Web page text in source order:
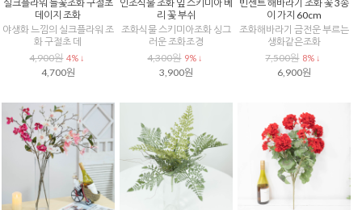
실크플라워 들꽃조화 구절초
데이지 조화
야생화 느낌의 실크플라워 조
화 구절초 데
4,900원 4% ↓
4,700원
인조식물 조화 잎 스키미아 베
리 꽃 부쉬
조화식물 스키미아조화 싱그
러운 조화조경
4,300원 9% ↓
3,900원
빈센트 해바라기 조화 꽃 3송
이 가지 60cm
조화해바라기 금전운 부르는
생화같은조화
7,500원 8% ↓
6,900원